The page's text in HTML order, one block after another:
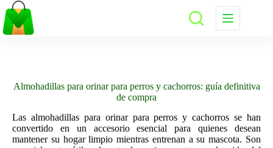
Saltar
al
contenido
Almohadillas para orinar para perros y cachorros: guía definitiva
de compra
Las almohadillas para orinar para perros y cachorros se han
convertido en un accesorio esencial para quienes desean
mantener su hogar limpio mientras entrenan a su mascota. Son